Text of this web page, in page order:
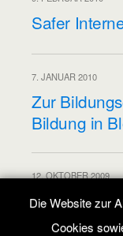
Safer
7. JANUAR 2010
Zur
Bildung in
12. OKTOBER 2009
Internet-
Die Website zur
Cookies